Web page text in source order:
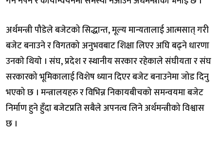
अर्थमन्त्री पौडेले बजेटको सिद्धान्त, मूल्य मान्यतालाई आत्मसात् गरी
बजेट बनाउने र विगतको अनुभवबाट शिक्षा लिएर अघि बढ्ने धारणा
उनकाे थियाे । संघ, प्रदेश र स्थानीय सरकार रहेकाले संघीयता र संघ
सरकारको भूमिकालाई विशेष ध्यान दिएर बजेट बनाउनेमा जोड दिनु
भएको छ । मन्त्रालयहरु र विभिन्न निकायबीचको समन्वयमा बजेट
निर्माण हुने हुँदा बजेटप्रति सबैले अपनत्व लिने अर्थमन्त्रीको विश्वास
छ ।